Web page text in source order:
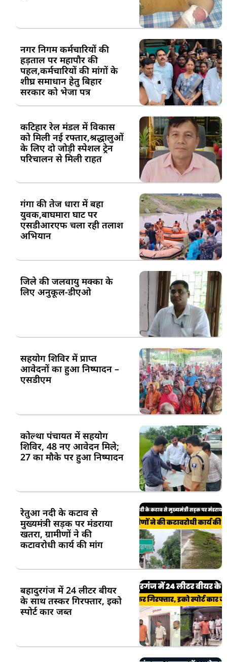
नगर निगम कर्मचारियों की
हड़ताल पर महापौर की
पहल,कर्मचारियों की मांगों के
शीघ्र समाधान हेतु बिहार
सरकार को भेजा पत्र
कटिहार रेल मंडल में विकास
को मिली नई रफ्तार,श्रद्धालुओं
के लिए दो जोड़ी स्पेशल ट्रेन
परिचालन से मिली राहत
गंगा की तेज धारा में बहा
युवक,बाघमारा घाट पर
एसडीआरएफ चला रही तलाश
अभियान
जिले की जलवायु मक्का के
लिए अनुकूल-डीएओ
सहयोग शिविर में प्राप्त
आवेदनों का हुआ निष्पादन –
एसडीएम
कोल्था पंचायत में सहयोग
शिविर, 48 नए आवेदन मिले;
27 का मौके पर हुआ निष्पादन
रेतुआ नदी के कटाव से
मुख्यमंत्री सड़क पर मंडराया
खतरा, ग्रामीणों ने की
कटावरोधी कार्य की मांग
बहादुरगंज में 24 लीटर बीयर
के साथ तस्कर गिरफ्तार, इको
स्पोर्ट कार जब्त